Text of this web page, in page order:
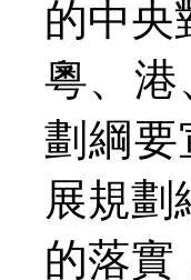
的中央
粵、港
劃綱要
展規劃
的落實